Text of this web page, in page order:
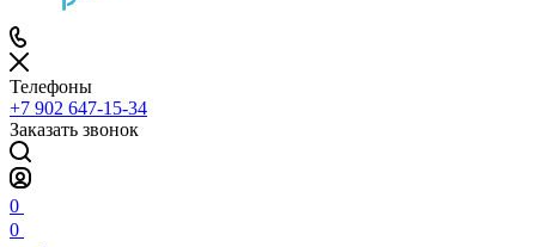
Телефоны
+7 902 647-15-34
Заказать звонок
0
0